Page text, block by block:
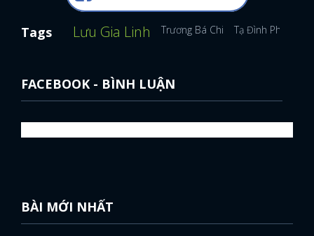
Tags Lưu Gia Linh Trương Bá Chi Tạ Đình Phong
FACEBOOK - BÌNH LUẬN
BÀI MỚI NHẤT